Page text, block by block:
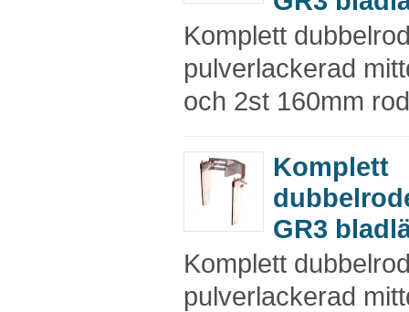
Komplett
pulverlackerad
och 2st 160mm
Komplett
GR3
Komplett
pulverlackerad